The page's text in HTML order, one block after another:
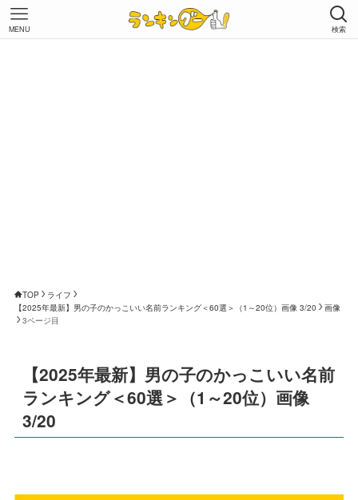
検索
MENU
TOP
ライフ
【2025年最新】男の子のかっこいい名前ランキング＜60選＞（1～20位）画像 3/20
画像
3ページ目
【2025年最新】男の子のかっこいい名前
ランキング＜60選＞（1～20位）画像
3/20